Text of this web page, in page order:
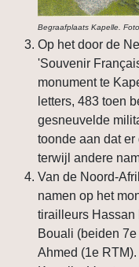
Begraafplaats Kapelle.
Op het door de
'Souvenir
monument te
letters, 483 toen
gesneuvelde
toonde aan dat
terwijl andere
Van de Noord-
namen op het
tirailleurs Hassan
Bouali (beiden
Ahmed (1e